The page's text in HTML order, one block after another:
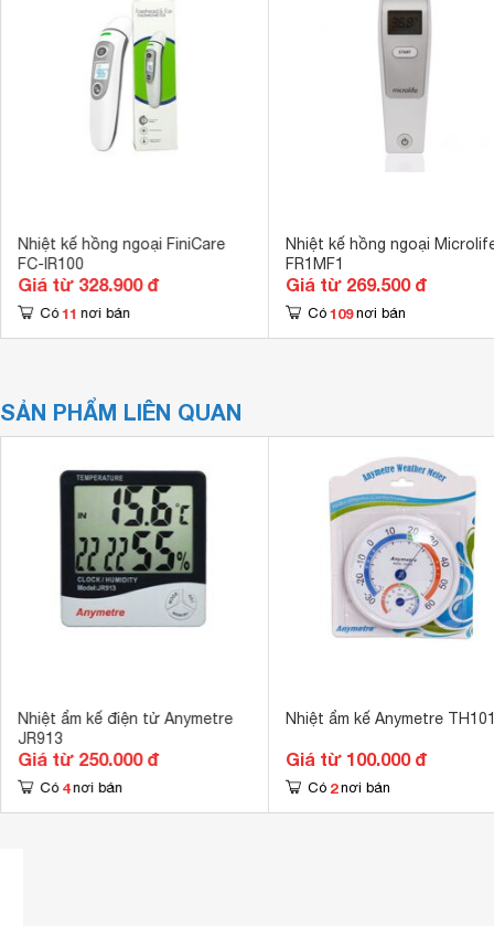
Nhiệt kế hồng ngoại FiniCare
FC-IR100
Giá từ 328.900 đ
Có 11 nơi bán
Nhiệt kế hồng ngoại
FR1MF1
Giá từ 269.500 đ
Có 109 nơi bán
SẢN PHẨM LIÊN QUAN
Nhiệt ẩm kế điện tử Anymetre
JR913
Giá từ 250.000 đ
Có 4 nơi bán
Nhiệt ẩm kế Anymetre
Giá từ 100.000 đ
Có 2 nơi bán